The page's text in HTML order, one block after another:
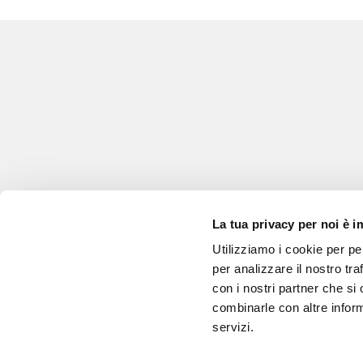
La tua privacy per noi è
Utilizziamo i cookie per
per analizzare il nostro
con i nostri partner che si
combinarle con altre
servizi.